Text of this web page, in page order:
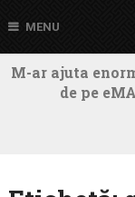
MENU
M-ar ajuta
de pe